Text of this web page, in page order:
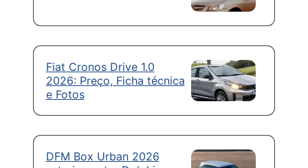
Fiat Cronos Drive 1.0
2026: Preço, Ficha técnica
e Fotos
DFM Box Urban 2026